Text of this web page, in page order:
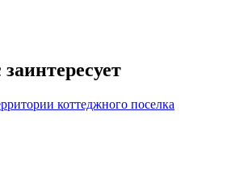
коттеджного поселка